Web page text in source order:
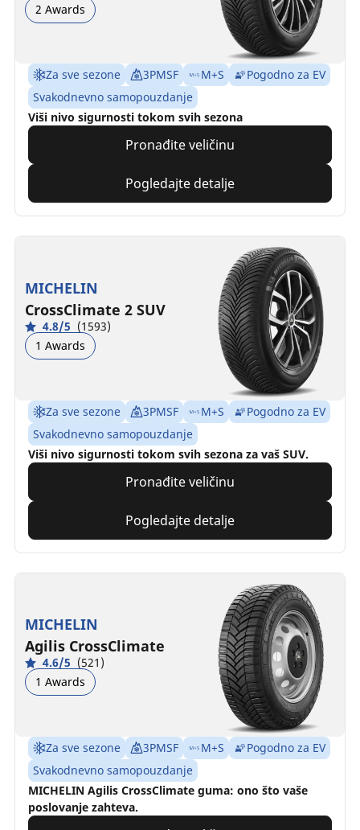
2 Awards
Za sve sezone 3PMSF M+S
Pogodno za EV
Svakodnevno samopouzdanje
Viši nivo sigurnosti tokom svih sezona
Pronađite veličinu
Pogledajte detalje
MICHELIN
CrossClimate 2 SUV
4.8/5 (1593)
1 Awards
Za sve sezone 3PMSF M+S
Pogodno za EV
Svakodnevno samopouzdanje
Viši nivo sigurnosti tokom svih sezona za vaš SUV.
Pronađite veličinu
Pogledajte detalje
MICHELIN
Agilis CrossClimate
4.6/5 (521)
1 Awards
Za sve sezone 3PMSF M+S
Pogodno za EV
Svakodnevno samopouzdanje
MICHELIN Agilis CrossClimate guma: ono što vaše
poslovanje zahteva.